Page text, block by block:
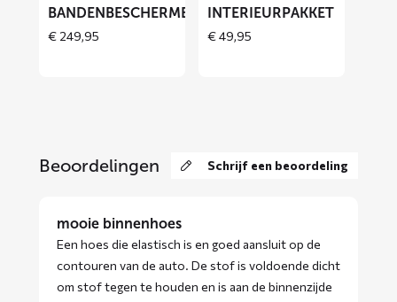
BANDENBESCHERMERS
€ 249,95
INTERIEURPAKKET
€49,95
Beoordelingen Schrijf een beoordeling
mooie binnenhoes
Een hoes die elastisch is en goed aansluit op de
contouren van de auto. De stof is voldoende dicht
om stof tegen te houden en is aan de binnenzijde